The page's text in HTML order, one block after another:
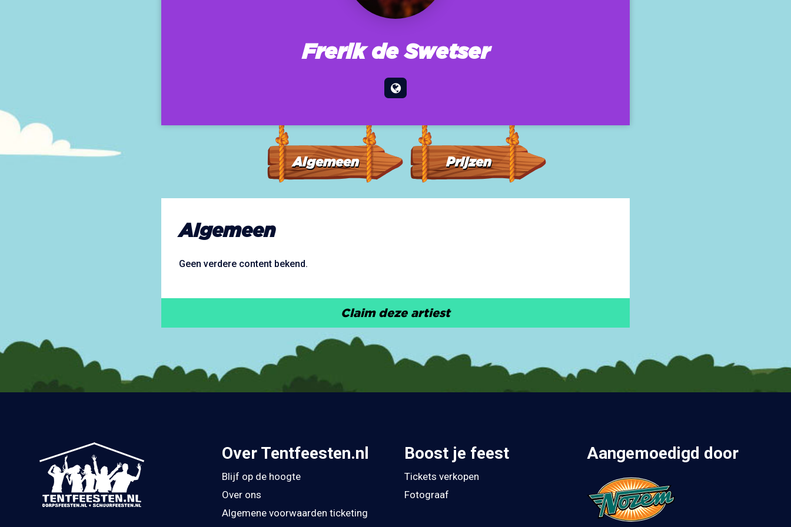
Frerik de Swetser
Algemeen Prijzen
Algemeen
Geen verdere content bekend.
Claim deze artiest
Over Tentfeesten.nl
Blijf op de hoogte
Over ons
Algemene voorwaarden ticketing
Boost je feest
Tickets verkopen
Fotograaf
Aangemoedigd door